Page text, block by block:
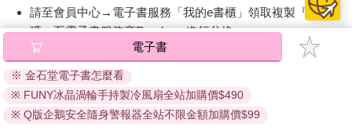
足，椰子樹也無法適應這裡的環境。
熱帶島度假樂園是一個模擬出來的「熱帶」區，因為實際上並沒
有單一的「熱帶」。赤道附近的地區有各種不同的氣候，取決於
位置距離水域的遠近、地勢高度、是否位於山脈前後，風向也是
決定性的因素。然而在這裡，所有不同形態的「熱帶」都被混合
在一起了。熱帶當然不能沒有亞馬遜河，於是這裡有一個有漂漂
河的水上樂園；但在南美洲裡的真正亞馬遜河卻是一條寬闊湍急
請至會員中心→電子書服務「我的e書櫃」領取複製『兌換
碼』至電子書服務商Readmoo進行兌換。
退換貨須知：
因版權保護，您在金石堂所購買的電子書僅能以金石堂專屬
的閱讀軟體開啟閱讀，無法以其他閱讀器或直接下載檔案。
依據「消費者保護法」第19條及行政院消費者保護處公告之
電子書
※ 金石堂電子書怎麼看
※ FUNY冰晶渦輪手持製冷風扇全站加購價$490
※ Q版企鵝安全隨身警報器全站不限金額加購價$99